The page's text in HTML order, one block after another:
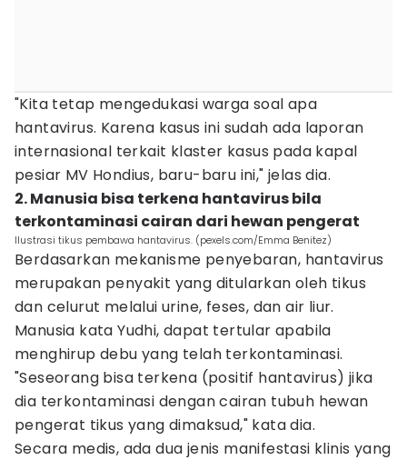
"Kita tetap mengedukasi warga soal apa
hantavirus. Karena kasus ini sudah ada laporan
internasional terkait klaster kasus pada kapal
pesiar MV Hondius, baru-baru ini," jelas dia.
2. Manusia bisa terkena hantavirus bila
terkontaminasi cairan dari hewan pengerat
Ilustrasi tikus pembawa hantavirus. (pexels.com/Emma Benitez)
Berdasarkan mekanisme penyebaran, hantavirus
merupakan penyakit yang ditularkan oleh tikus
dan celurut melalui urine, feses, dan air liur.
Manusia kata Yudhi, dapat tertular apabila
menghirup debu yang telah terkontaminasi.
"Seseorang bisa terkena (positif hantavirus) jika
dia terkontaminasi dengan cairan tubuh hewan
pengerat tikus yang dimaksud," kata dia.
Secara medis, ada dua jenis manifestasi klinis yang